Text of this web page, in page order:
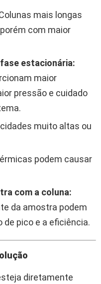
mais longas
porém com maior
estacionária:
maior
pressão e cuidado
muito altas ou
podem causar
com a coluna:
da amostra podem
pico e a eficiência.
diretamente